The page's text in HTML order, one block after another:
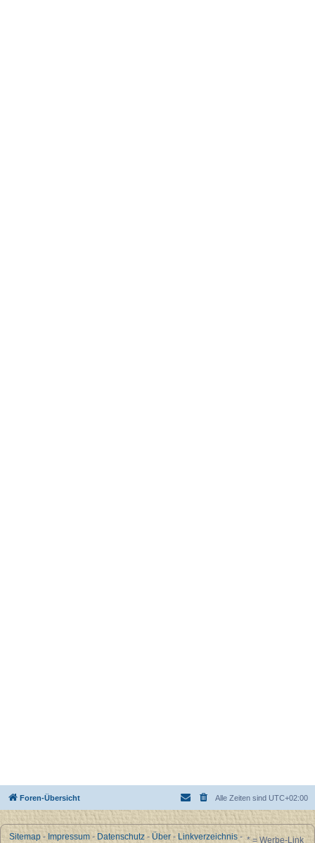
Foren-Übersicht Alle Zeiten sind UTC+02:00
Sitemap- Impressum- Datenschutz- Über- Linkverzeichnis- * = Werbe-Link